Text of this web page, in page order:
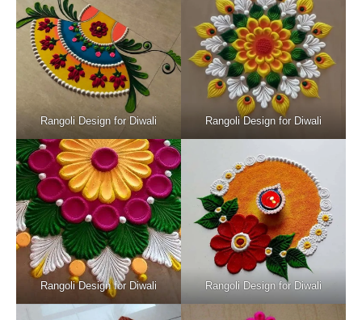
Rangoli Design for Diwali Rangoli Design for Diwali
Rangoli Design for Diwali Rangoli Design for Diwali